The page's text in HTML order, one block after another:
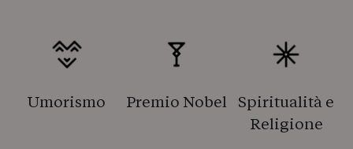
Umorismo Premio Nobel
Spiritualità e
Religione